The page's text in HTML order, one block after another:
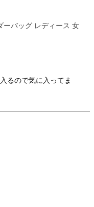
ーバッグ レディース 女
るので気に入ってま